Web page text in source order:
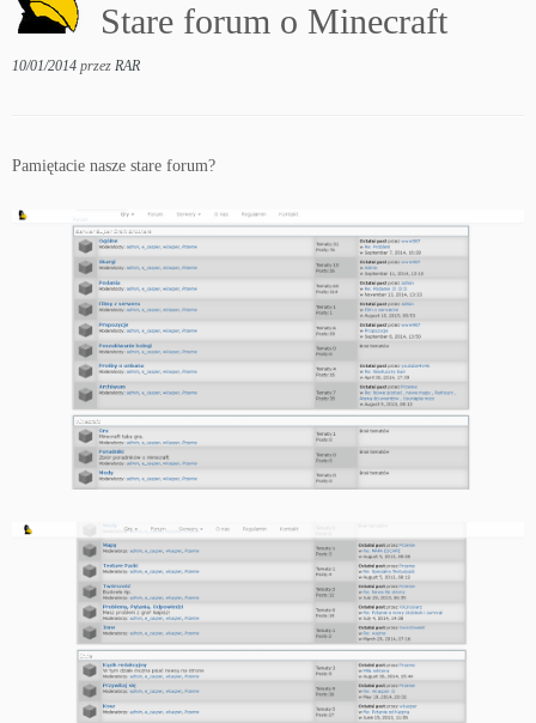
Stare forum o Minecraft
10/01/2014 przez RAR
Pamiętacie nasze stare forum?